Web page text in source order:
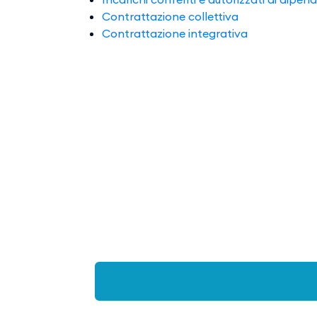
Contrattazione collettiva
Contrattazione integrativa